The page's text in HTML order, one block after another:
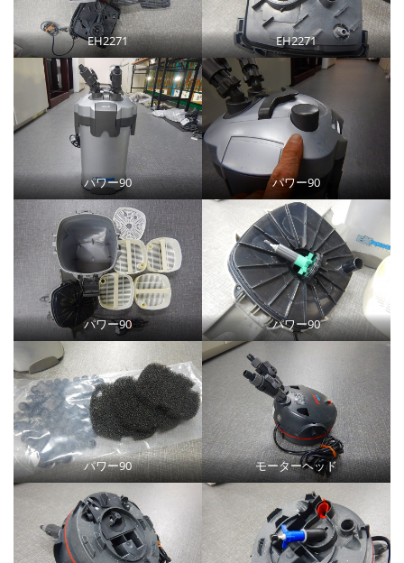
EH2271 EH2271
パワー90 パワー90
パワー90 パワー90
パワー90 モーターヘッド